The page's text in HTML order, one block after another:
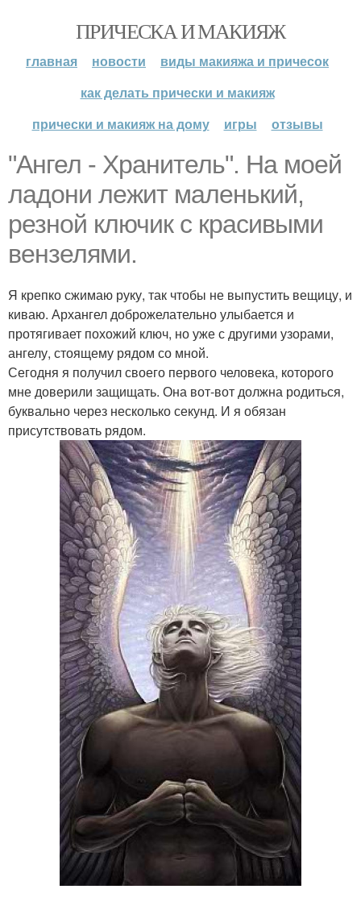
ПРИЧЕСКА И МАКИЯЖ
главная новости
виды макияжа и причесок
как делать прически и макияж
прически и макияж на дому
игры отзывы
"Ангел - Хранитель". На моей
ладони лежит маленький,
резной ключик с красивыми
вензелями.
Я крепко сжимаю руку, так чтобы не выпустить вещицу, и
киваю. Архангел доброжелательно улыбается и
протягивает похожий ключ, но уже с другими узорами,
ангелу, стоящему рядом со мной.
Сегодня я получил своего первого человека, которого
мне доверили защищать. Она вот-вот должна родиться,
буквально через несколько секунд. И я обязан
присутствовать рядом.